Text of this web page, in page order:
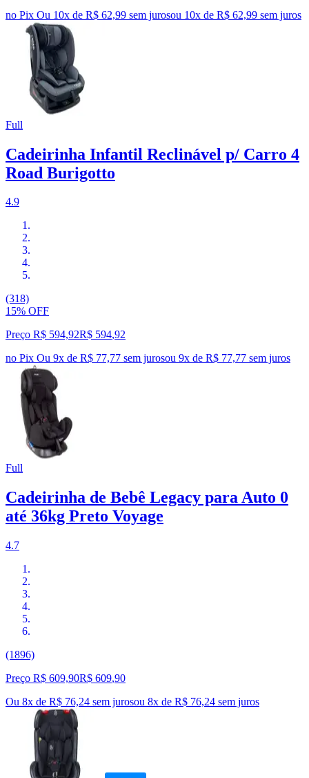
no Pix Ou 10x de R$ 62,99 sem jurosou 10x de R$ 62,99 sem juros
Full
Cadeirinha Infantil Reclinável p/ Carro 4
Road Burigotto
4.9
(318)
15% OFF
Preço R$ 594,92R$ 594,92
no Pix Ou 9x de R$ 77,77 sem jurosou 9x de R$ 77,77 sem juros
Full
Cadeirinha de Bebê Legacy para Auto 0
até 36kg Preto Voyage
4.7
(1896)
Preço R$ 609,90R$ 609,90
Ou 8x de R$ 76,24 sem jurosou 8x de R$ 76,24 sem juros